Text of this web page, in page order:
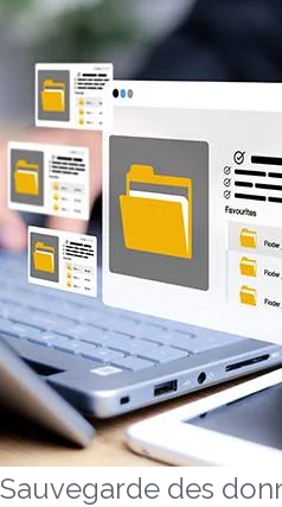
Sauvegarde des